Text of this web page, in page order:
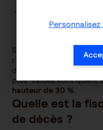
Les plus-values
lors du déblocage
Si le capital débloqué
résidence principale est
déductibles, il est
plus-values sont quant
hauteur de 30 %.
Quelle est la
de décès ?